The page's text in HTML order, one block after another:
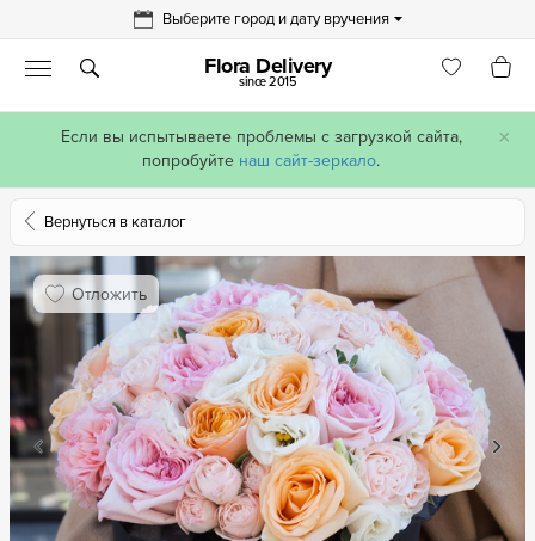
×
Если вы испытываете проблемы с загрузкой сайта,
попробуйте наш сайт-зеркало.
Выберите город и дату вручения
Flora Delivery
since 2015
Вернуться в каталог
Отложить